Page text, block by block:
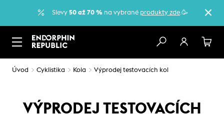
Slevy 50 až 70 % na vybrané produkty zde.🥳
Úvod Cyklistika Kola Výprodej testovacích kol
VÝPRODEJ TESTOVACÍCH